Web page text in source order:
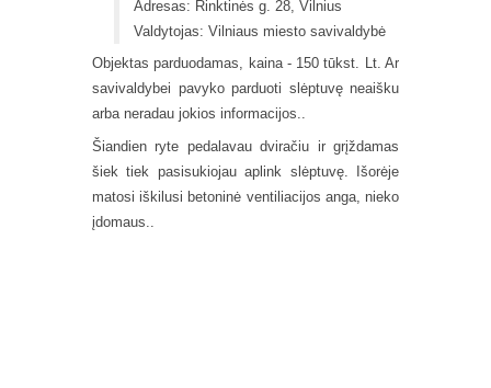
Adresas: Rinktinės g. 28, Vilnius
Valdytojas: Vilniaus miesto savivaldybė
Objektas parduodamas, kaina - 150 tūkst. Lt. Ar
savivaldybei pavyko parduoti slėptuvę neaišku
arba neradau jokios informacijos..
Šiandien ryte pedalavau dviračiu ir grįždamas
šiek tiek pasisukiojau aplink slėptuvę. Išorėje
matosi iškilusi betoninė ventiliacijos anga, nieko
įdomaus..